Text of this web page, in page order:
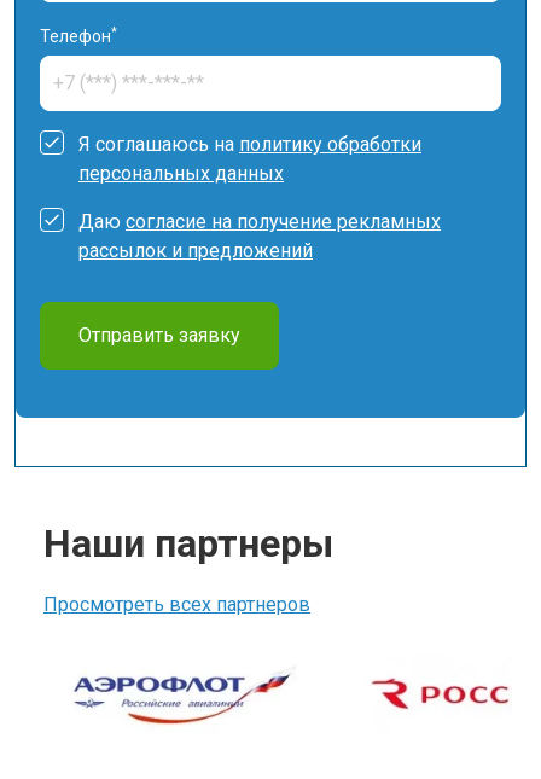
Телефон*
Я соглашаюсь на политику обработки
персональных данных
Даю согласие на получение рекламных
рассылок и предложений
Отправить заявку
Наши партнеры
Просмотреть всех партнеров